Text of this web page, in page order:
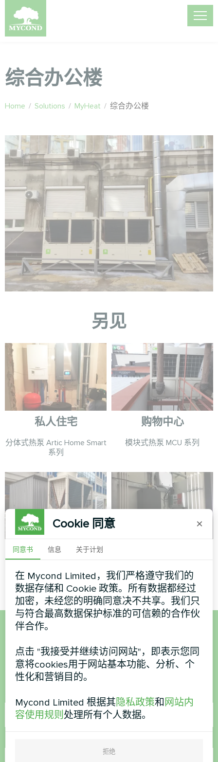
综合办公楼
Home / Solutions / MyHeat / 综合办公楼
另见
私人住宅
分体式热泵 Artic Home Smart
系列
购物中心
模块式热泵 MCU 系列
行政大楼
模块式热泵 MCU 系列 Mycond Hevi 系列分体式热泵
想购买或有疑问？
联系我们，我们将为您提供帮助
Cookie 同意 ×
同意书 信息 关于计划
在 Mycond Limited，我们严格遵守我们的
数据存储和 Cookie 政策。所有数据都经过
加密，未经您的明确同意决不共享。我们只
与符合最高数据保护标准的可信赖的合作伙
伴合作。
点击 "我接受并继续访问网站"，即表示您同
意将cookies用于网站基本功能、分析、个
性化和营销目的。
Mycond Limited 根据其隐私政策和 网站内
容使用规则处理所有个人数据。
拒绝